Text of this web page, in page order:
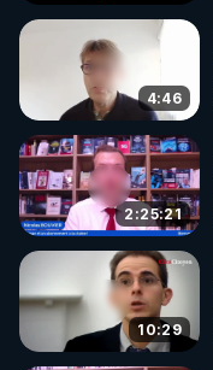
4:46
2:25:21
10:29